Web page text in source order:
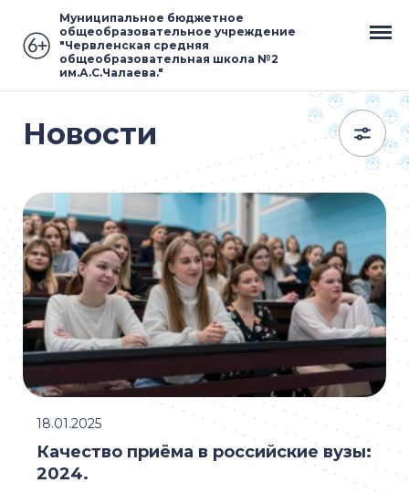
Муниципальное бюджетное
общеобразовательное учреждение
"Червленская средняя
общеобразовательная школа №2
им.А.С.Чалаева."
Новости
Качество приёма в российские вузы:
2024.
18.01.2025